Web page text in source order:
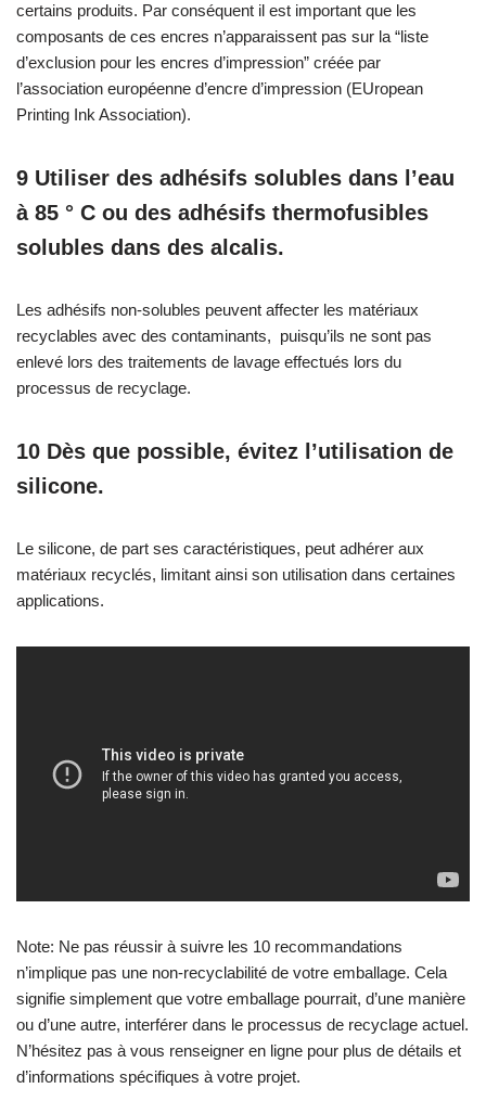
certains produits. Par conséquent il est important que les
composants de ces encres n’apparaissent pas sur la “liste
d’exclusion pour les encres d’impression” créée par
l’association européenne d’encre d’impression (EUropean
Printing Ink Association).
9 Utiliser des adhésifs solubles dans l’eau
à 85 ° C ou des adhésifs thermofusibles
solubles dans des alcalis.
Les adhésifs non-solubles peuvent affecter les matériaux
recyclables avec des contaminants, puisqu’ils ne sont pas
enlevé lors des traitements de lavage effectués lors du
processus de recyclage.
10 Dès que possible, évitez l’utilisation de
silicone.
Le silicone, de part ses caractéristiques, peut adhérer aux
matériaux recyclés, limitant ainsi son utilisation dans certaines
applications.
Note: Ne pas réussir à suivre les 10 recommandations
n’implique pas une non-recyclabilité de votre emballage. Cela
signifie simplement que votre emballage pourrait, d’une manière
ou d’une autre, interférer dans le processus de recyclage actuel.
N’hésitez pas à vous renseigner en ligne pour plus de détails et
d’informations spécifiques à votre projet.